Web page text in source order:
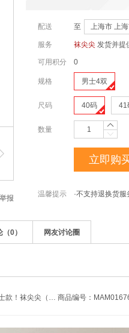
举报
配送 至 上海市 上
服务
袜尖尖 发货并提
可用积分 0
规格 男士4双
尺码 40码 41
数量
立即购
温馨提示 ·不支持退换货服
（0） 网友讨论圈
商品名称：【周三闪购】男士款！袜尖尖（新年小红袜）新年限定款！本命年、转运必穿！新的一年红红火火！93%棉➕4%锦纶➕3%氨纶！要棉感能吸汗，要弹性有高弹！穿着超舒适！ 商品编号：